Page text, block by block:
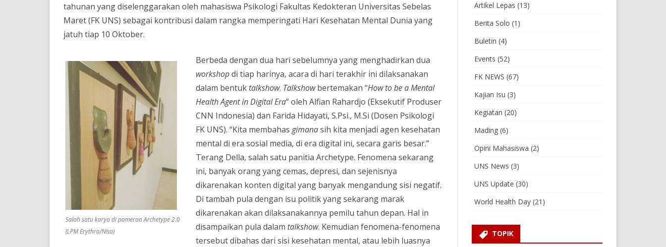
tahunan yang diselenggarakan oleh mahasiswa Psikologi Fakultas Kedokteran Universitas Sebelas
Maret (FK UNS) sebagai kontribusi dalam rangka memperingati Hari Kesehatan Mental Dunia yang
jatuh tiap 10 Oktober.
Salah satu karya di pameran Archetype 2.0
(LPM Erythro/Nisa)
Berbeda dengan dua hari sebelumnya yang menghadirkan dua
workshopdi tiap harinya, acara di hari terakhir ini dilaksanakan
dalam bentuk talkshow. Talkshowbertemakan “How to be a Mental
Health Agent in Digital Era” oleh Alfian Rahardjo (Eksekutif Produser
CNN Indonesia) dan Farida Hidayati, S.Psi., M.Si (Dosen Psikologi
FK UNS). “Kita membahas gimanasih kita menjadi agen kesehatan
mental di era sosial media, di era digital ini, secara garis besar.”
Terang Della, salah satu panitia Archetype. Fenomena sekarang
ini, banyak orang yang cemas, depresi, dan sejenisnya
dikarenakan konten digital yang banyak mengandung sisi negatif.
Di tambah pula dengan isu politik yang sekarang marak
dikarenakan akan dilaksanakannya pemilu tahun depan. Hal in
disampaikan pula dalam talkshow. Kemudian fenomena-fenomena
tersebut dibahas dari sisi kesehatan mental, atau lebih luasnya
Artikel Lepas (13)
Berita Solo (1)
Buletin (4)
Events (52)
FK NEWS (67)
Kajian Isu (3)
Kegiatan (20)
Mading(6)
Opini Mahasiswa (2)
UNS News (3)
UNS Update (30)
World Health Day(21)
TOPIK